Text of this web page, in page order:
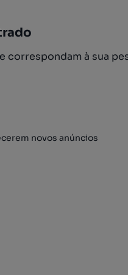
correspondam à sua
novos anúncios